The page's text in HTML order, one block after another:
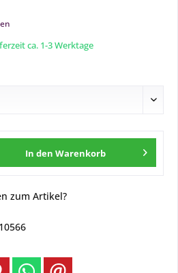
ca. 1-3 Werktage
In den Warenkorb
zum Artikel?